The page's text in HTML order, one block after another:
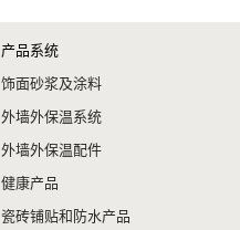
产品系统
饰面砂浆及涂料
外墙外保温系统
外墙外保温配件
健康产品
瓷砖铺贴和防水产品